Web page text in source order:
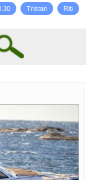
Tristan Rib